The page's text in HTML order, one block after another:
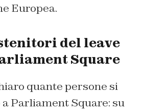
Europea.
del leave
Square
quante persone si
Parliament Square: su